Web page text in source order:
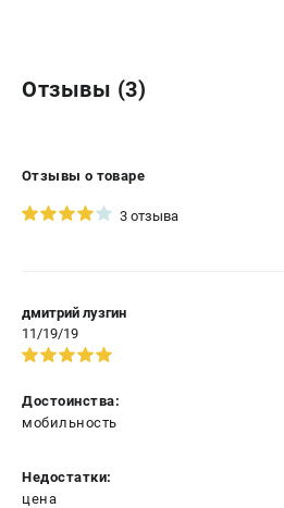
Отзывы (3)
Отзывы о товаре
3 отзыва
дмитрий лузгин
11/19/19
Достоинства:
мобильность
Недостатки:
цена